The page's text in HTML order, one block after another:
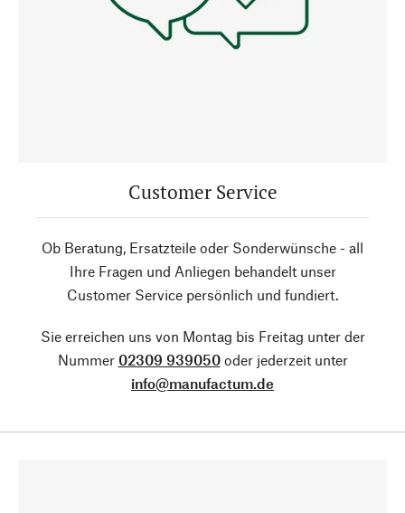
Customer Service
Ob Beratung, Ersatzteile oder Sonderwünsche - all
Ihre Fragen und Anliegen behandelt unser
Customer Service persönlich und fundiert.
Sie erreichen uns von Montag bis Freitag unter der
Nummer 02309 939050oder jederzeit unter
info@manufactum.de